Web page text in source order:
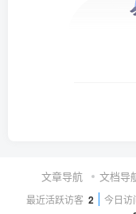
文章导航 文档导
最近活跃访客 2 今日访